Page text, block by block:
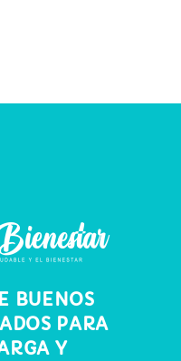
BUENOS
PARA
Y